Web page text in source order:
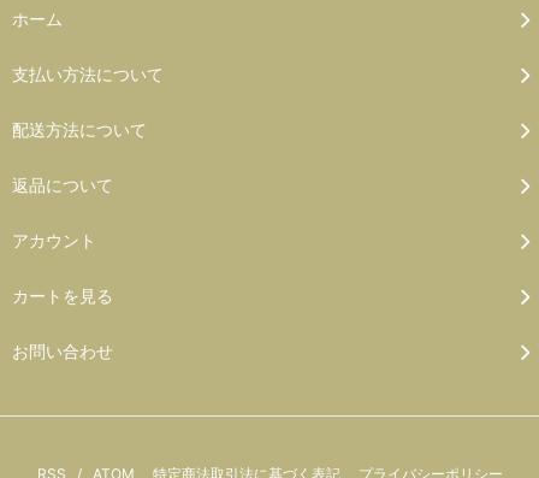
ホーム
支払い方法について
配送方法について
返品について
アカウント
カートを見る
お問い合わせ
RSS / ATOM 特定商法取引法に基づく表記 プライバシーポリシー